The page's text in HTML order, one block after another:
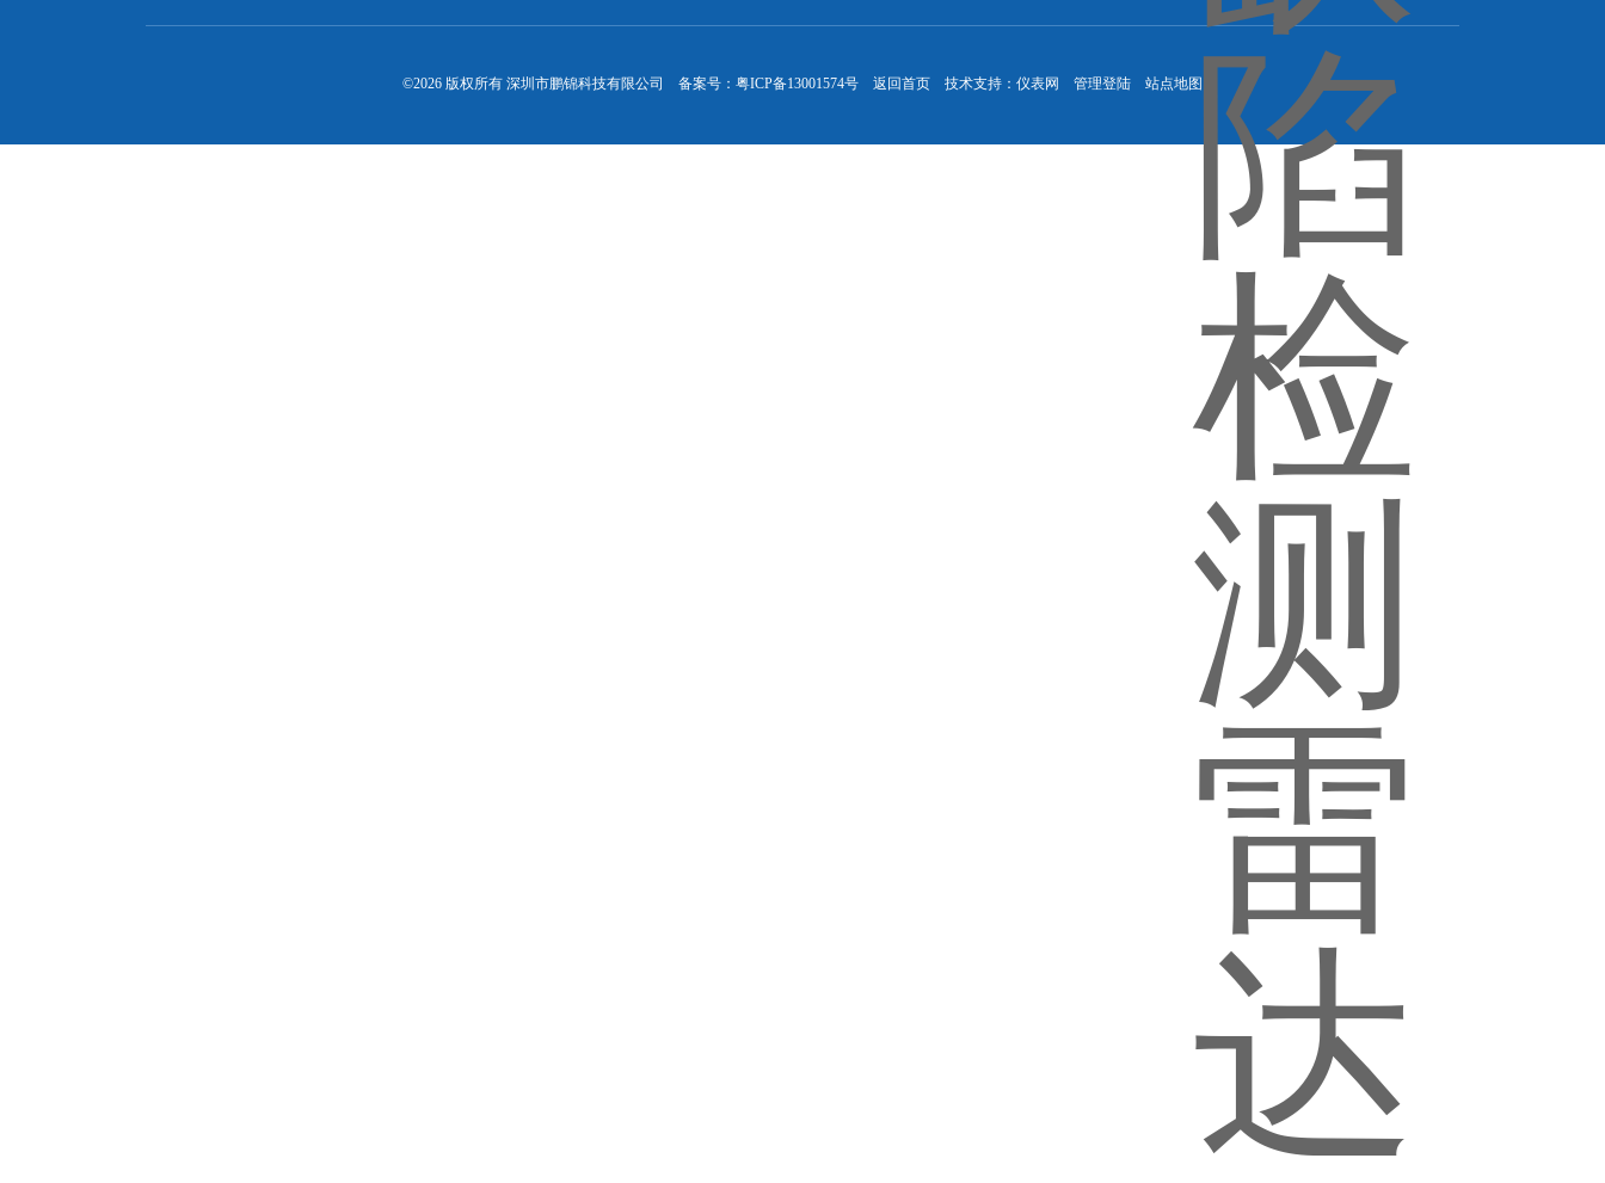
©2026 版权所有 深圳市鹏锦科技有限公司 备案号：粤ICP备13001574号 返回首页 技术支持： 仪表网 管理登陆 站点地图